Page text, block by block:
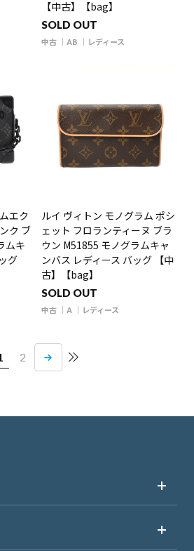
【中古】【bag】
SOLD OUT
中古 AB レディース
エク
ク ブ
ムキ
グ
ルイ ヴィトン モノグラム ポシ
ェット フロランティーヌ ブラ
ウン M51855 モノグラムキャ
ンバス レディース バッグ 【中
古】【bag】
SOLD OUT
中古 A レディース
2